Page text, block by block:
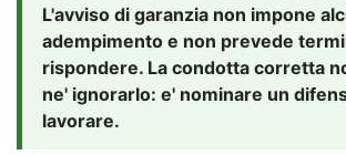
L'avviso di garanzia non impone
adempimento e non prevede
rispondere. La condotta corretta
ne' ignorarlo: e' nominare un
lavorare.